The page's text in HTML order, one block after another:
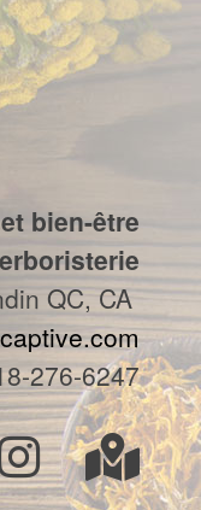
bien-être
QC, CA
276-6247